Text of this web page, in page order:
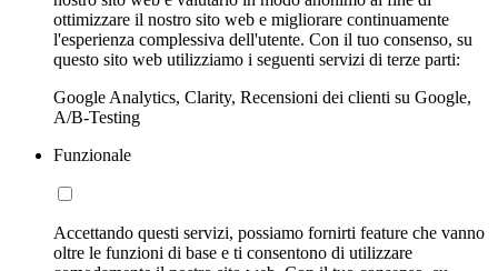
ottimizzare il nostro sito web e migliorare continuamente
l'esperienza complessiva dell'utente. Con il tuo consenso, su
questo sito web utilizziamo i seguenti servizi di terze parti:
Google Analytics, Clarity, Recensioni dei clienti su Google,
A/B-Testing
Funzionale
Accettando questi servizi, possiamo fornirti feature che vanno
oltre le funzioni di base e ti consentono di utilizzare